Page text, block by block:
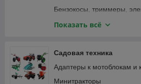
Масла и смазки
Принадлежности для
Принадлежности для
инструмента
Принадлежности для
оборудования
Бензокосы, триммеры,
Бензопилы, цепные
Газонокосилки
Дровоколы
Зернодробилки,
Показать всё
Садовая техника
Адаптеры к мотоблокам и
Минитракторы